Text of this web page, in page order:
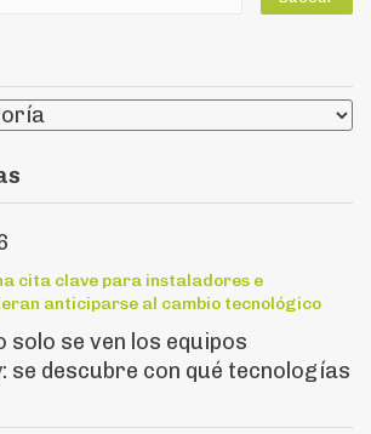
cita clave para instaladores e
anticiparse al cambio tecnológico
solo se ven los equipos
se descubre con qué tecnologías